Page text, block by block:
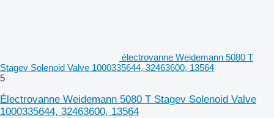
électrovanne Weidemann 5080 T
Stagev Solenoid Valve 1000335644, 32463600, 13564
5
Électrovanne Weidemann 5080 T Stagev Solenoid Valve
1000335644, 32463600, 13564